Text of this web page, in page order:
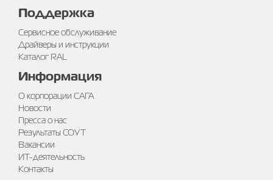
Поддержка
Сервисное обслуживание
Драйверы и инструкции
Каталог RAL
Информация
О корпорации САГА
Новости
Пресса о нас
Результаты СОУТ
Вакансии
ИТ-деятельность
Контакты